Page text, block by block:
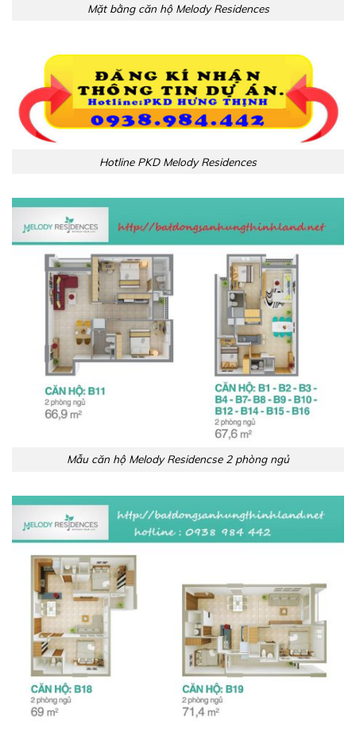
Mặt bằng căn hộ Melody Residences
Hotline PKD Melody Residences
Mẫu căn hộ Melody Residencse 2 phòng ngủ